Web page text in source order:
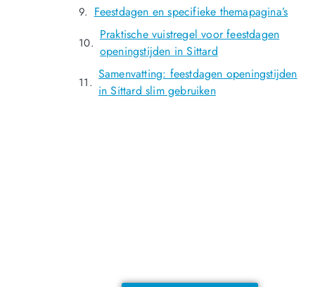
Feestdagen en specifieke themapagina’s
Praktische vuistregel voor feestdagen
openingstijden in Sittard
Samenvatting: feestdagen openingstijden
in Sittard slim gebruiken